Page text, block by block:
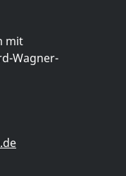
mit
Wagner-